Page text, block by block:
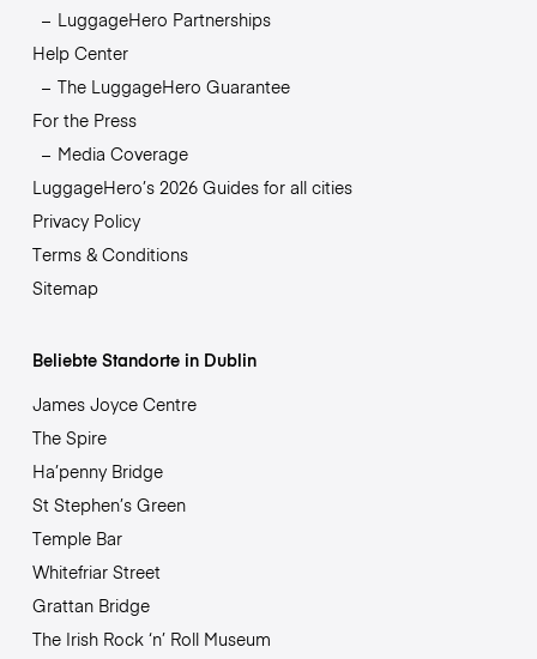
LuggageHero Partnerships
Help Center
The LuggageHero Guarantee
For the Press
Media Coverage
LuggageHero’s 2026 Guides for all cities
Privacy Policy
Terms & Conditions
Sitemap
Beliebte Standorte in Dublin
James Joyce Centre
The Spire
Ha’penny Bridge
St Stephen’s Green
Temple Bar
Whitefriar Street
Grattan Bridge
The Irish Rock ‘n’ Roll Museum